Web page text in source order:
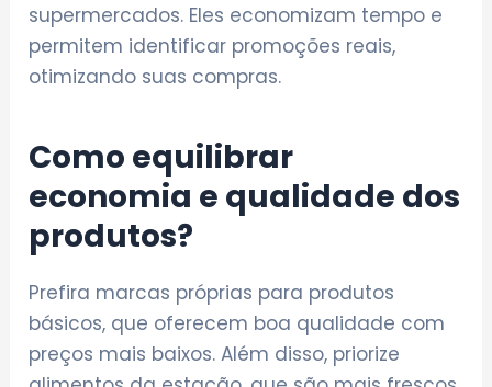
supermercados. Eles economizam tempo e
permitem identificar promoções reais,
otimizando suas compras.
Como equilibrar
economia e qualidade dos
produtos?
Prefira marcas próprias para produtos
básicos, que oferecem boa qualidade com
preços mais baixos. Além disso, priorize